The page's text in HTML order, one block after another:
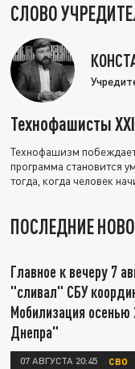
СЛОВО
Технофашисты
Технофашизм
программа становится
тогда, когда человек
ПОСЛЕДНИЕ
Главное к вечеру 7
"сливал" СБУ
Мобилизация
Днепра"
07 АВГУСТА 20:45 СВО